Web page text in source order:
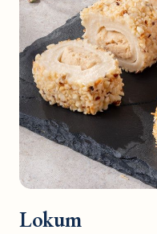
Lokum